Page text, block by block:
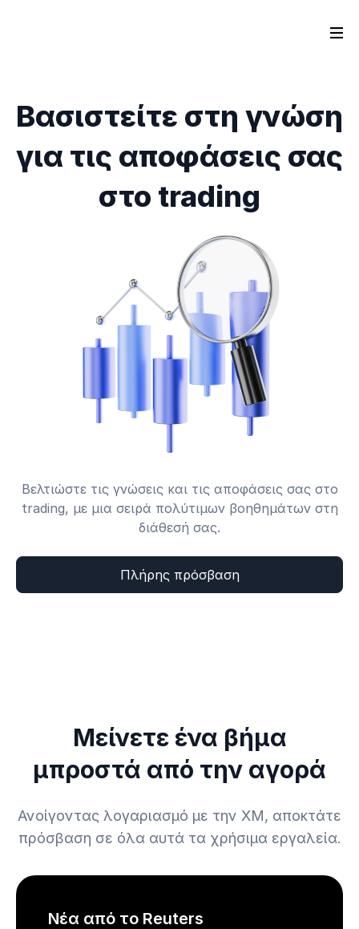
Βασιστείτε στη γνώση
για τις αποφάσεις σας
στο trading
Βελτιώστε τις γνώσεις και τις αποφάσεις σας στο
trading, με μια σειρά πολύτιμων βοηθημάτων στη
διάθεσή σας.
Πλήρης πρόσβαση
Μείνετε ένα βήμα
μπροστά από την αγορά
Ανοίγοντας λογαριασμό με την XM, αποκτάτε
πρόσβαση σε όλα αυτά τα χρήσιμα εργαλεία.
Νέα από το Reuters